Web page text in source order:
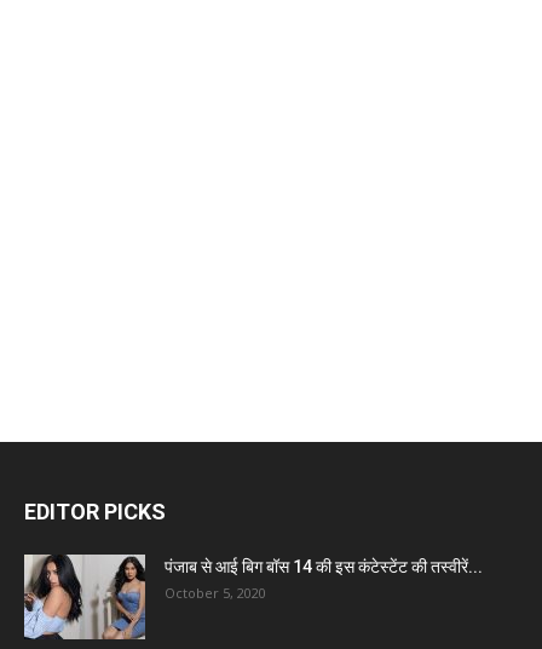
EDITOR PICKS
पंजाब से आई बिग बॉस 14 की इस कंटेस्टेंट की तस्वीरें...
October 5, 2020